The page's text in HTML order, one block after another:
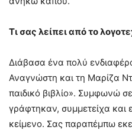
Tι σας λείπει από το
Διάβασα ένα πολύ
Αναγνώστη και τη Μαρίζα
παιδικό βιβλίο». Συμφωνώ
γράφτηκαν, συμμετείχα και
κείμενο. Σας παραπέμπω